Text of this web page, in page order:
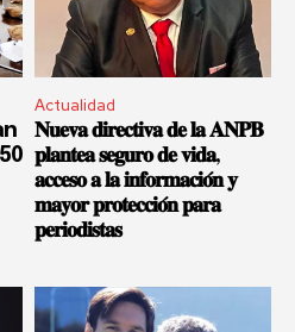
Actualidad
𝐍𝐮𝐞𝐯𝐚 𝐝𝐢𝐫𝐞𝐜𝐭𝐢𝐯𝐚 𝐝𝐞 𝐥𝐚 𝐀𝐍𝐏𝐁
𝐩𝐥𝐚𝐧𝐭𝐞𝐚 𝐬𝐞𝐠𝐮𝐫𝐨 𝐝𝐞 𝐯𝐢𝐝𝐚,
𝐚𝐜𝐜𝐞𝐬𝐨 𝐚 𝐥𝐚 𝐢𝐧𝐟𝐨𝐫𝐦𝐚𝐜𝐢𝐨́𝐧 𝐲
𝐦𝐚𝐲𝐨𝐫 𝐩𝐫𝐨𝐭𝐞𝐜𝐜𝐢𝐨́𝐧 𝐩𝐚𝐫𝐚
𝐩𝐞𝐫𝐢𝐨𝐝𝐢𝐬𝐭𝐚𝐬